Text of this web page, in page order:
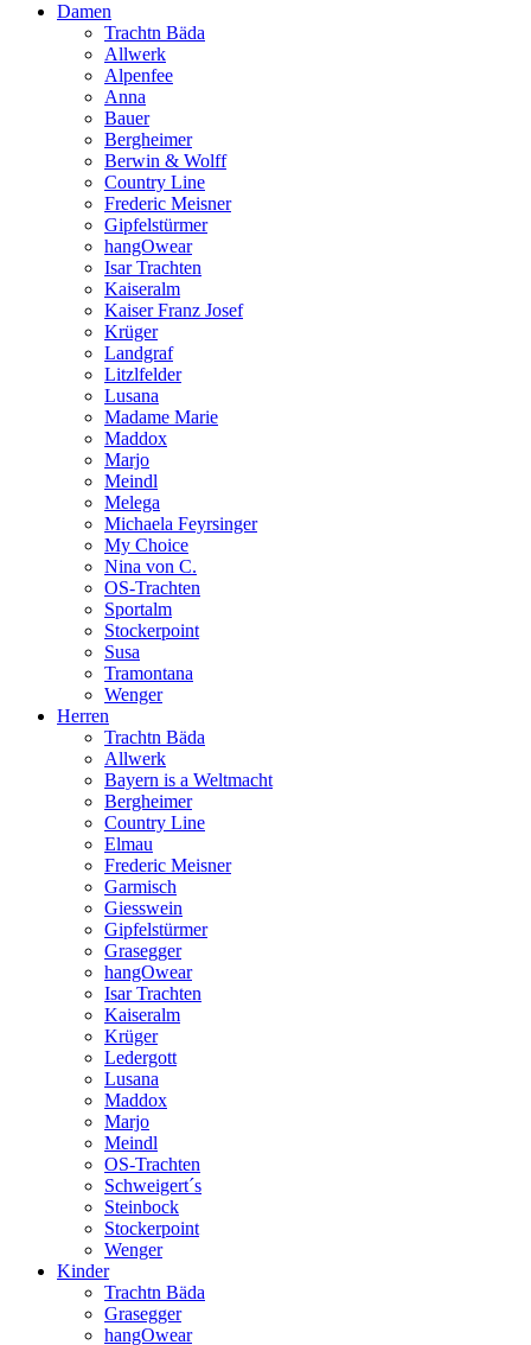
Damen
Trachtn Bäda
Allwerk
Alpenfee
Anna
Bauer
Bergheimer
Berwin & Wolff
Country Line
Frederic Meisner
Gipfelstürmer
hangOwear
Isar Trachten
Kaiseralm
Kaiser Franz Josef
Krüger
Landgraf
Litzlfelder
Lusana
Madame Marie
Maddox
Marjo
Meindl
Melega
Michaela Feyrsinger
My Choice
Nina von C.
OS-Trachten
Sportalm
Stockerpoint
Susa
Tramontana
Wenger
Herren
Trachtn Bäda
Allwerk
Bayern is a Weltmacht
Bergheimer
Country Line
Elmau
Frederic Meisner
Garmisch
Giesswein
Gipfelstürmer
Grasegger
hangOwear
Isar Trachten
Kaiseralm
Krüger
Ledergott
Lusana
Maddox
Marjo
Meindl
OS-Trachten
Schweigert´s
Steinbock
Stockerpoint
Wenger
Kinder
Trachtn Bäda
Grasegger
hangOwear